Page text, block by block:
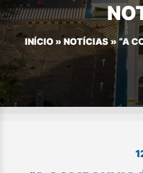
INÍCIO » NOTÍCIAS» “A